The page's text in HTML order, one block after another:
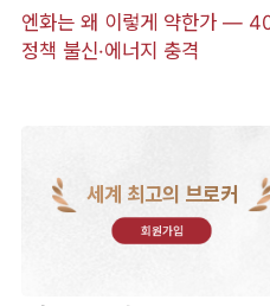
엔화는 왜 이렇게 약한가 —
정책 불신·에너지 충격
세계 최고의 브로커
회원가입